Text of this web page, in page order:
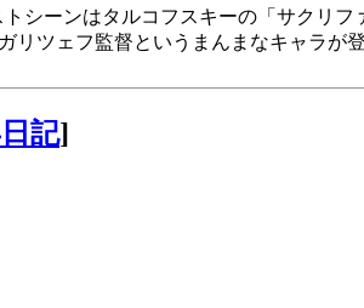
シーンはタルコフスキーの「サクリ
リツェフ監督というまんまなキャラが
記]